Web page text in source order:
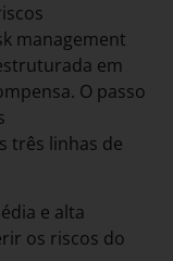
management
em
O passo
três linhas de
e alta
os riscos do